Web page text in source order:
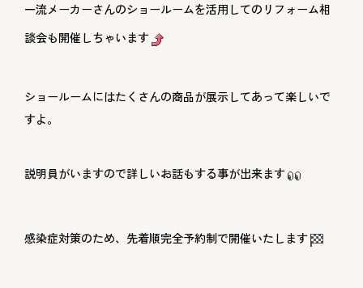
一流メーカーさんのショールームを活用してのリフォーム相
談会も開催しちゃいます
ショールームにはたくさんの商品が展示してあって楽しいで
すよ。
説明員がいますので詳しいお話もする事が出来ます
感染症対策のため、先着順完全予約制で開催いたします